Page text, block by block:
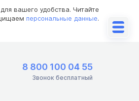
для вашего удобства. Читайте
персональные данные.
8 800 100 04 55
Звонок бесплатный